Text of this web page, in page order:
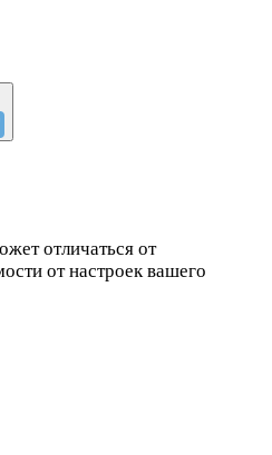
отличаться от
от настроек вашего